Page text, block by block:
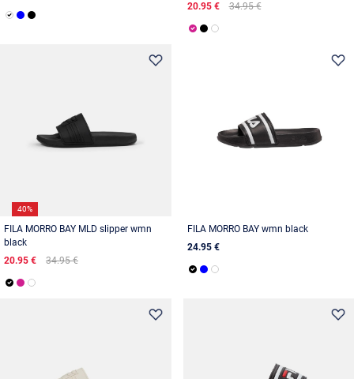
20.95 €
34.95 €
40%
FILA MORRO BAY MLD slipper wmn
black
20.95 €
34.95 €
FILA MORRO BAY wmn black
24.95 €